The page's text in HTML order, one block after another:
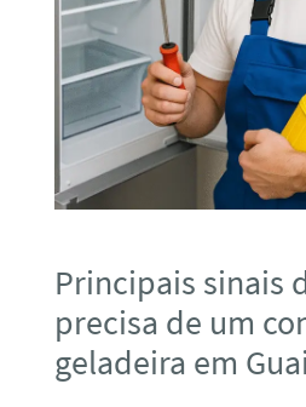
Principais sinais
precisa de um
geladeira em